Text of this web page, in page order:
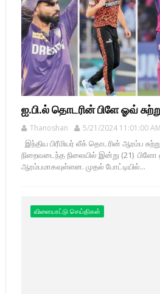
ஐ.பி.ல் தொடரின் பிளே ஓவ்
Thanoshan 5/21/2024 11:01:00 AM
இந்திய பிரீமியர் லீக் தொடரின் ஆரம்ப
நிறைவடைந்த நிலையில் இன்று (21)
ஆரம்பமாகவுள்ளன. முதல் போட்டியில்...
விளையாட்டு செய்திகள்